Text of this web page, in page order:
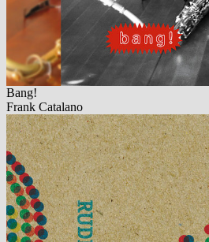
Bang!
Frank Catalano